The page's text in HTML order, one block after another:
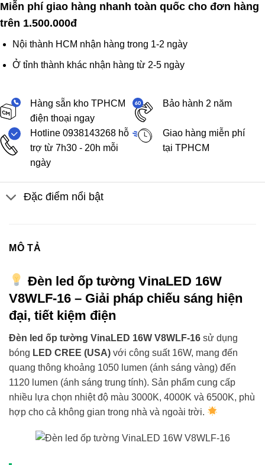
Miễn phí giao hàng nhanh toàn quốc cho đơn hàng
trên 1.500.000đ
Nội thành HCM nhận hàng trong 1-2 ngày
Ở tỉnh thành khác nhận hàng từ 2-5 ngày
Hàng sẵn kho TPHCM
điện thoại ngay
Bảo hành 2 năm
Hotline 0938143268 hỗ
trợ từ 7h30 - 20h mỗi
ngày
Giao hàng miễn phí
tại TPHCM
Đặc điểm nổi bật
MÔ TẢ
Đèn led ốp tường VinaLED 16W
V8WLF-16 – Giải pháp chiếu sáng hiện
đại, tiết kiệm điện
Đèn led ốp tường VinaLED 16W V8WLF-16 sử dụng
bóng LED CREE (USA) với công suất 16W, mang đến
quang thông khoảng 1050 lumen (ánh sáng vàng) đến
1120 lumen (ánh sáng trung tính). Sản phẩm cung cấp
nhiều lựa chọn nhiệt độ màu 3000K, 4000K và 6500K, phù
hợp cho cả không gian trong nhà và ngoài trời.